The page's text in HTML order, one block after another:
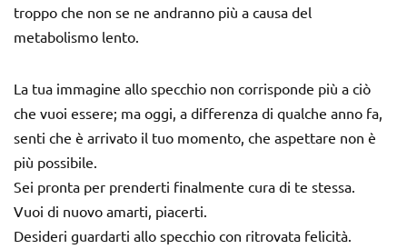
troppo che non se ne andranno più a causa del
metabolismo lento.
La tua immagine allo specchio non corrisponde più a ciò
che vuoi essere; ma oggi, a differenza di qualche anno fa,
senti che è arrivato il tuo momento, che aspettare non è
più possibile.
Sei pronta per prenderti finalmente cura di te stessa.
Vuoi di nuovo amarti, piacerti.
Desideri guardarti allo specchio con ritrovata felicità.